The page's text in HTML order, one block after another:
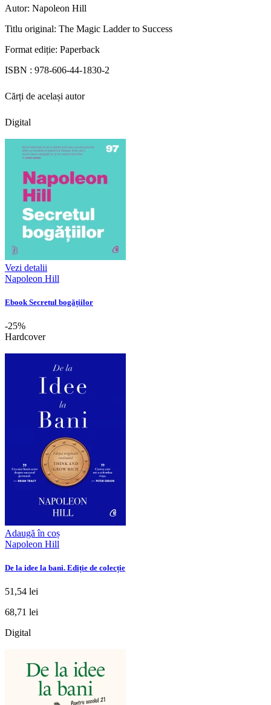
Autor: Napoleon Hill
Titlu original: The Magic Ladder to Success
Format ediție: Paperback
ISBN : 978-606-44-1830-2
Cărți de același autor
Digital
Vezi detalii
Napoleon Hill
Ebook Secretul bogățiilor
-25%
Hardcover
Adaugă în coș
Napoleon Hill
De la idee la bani. Ediție de colecție
51,54 lei
68,71 lei
Digital